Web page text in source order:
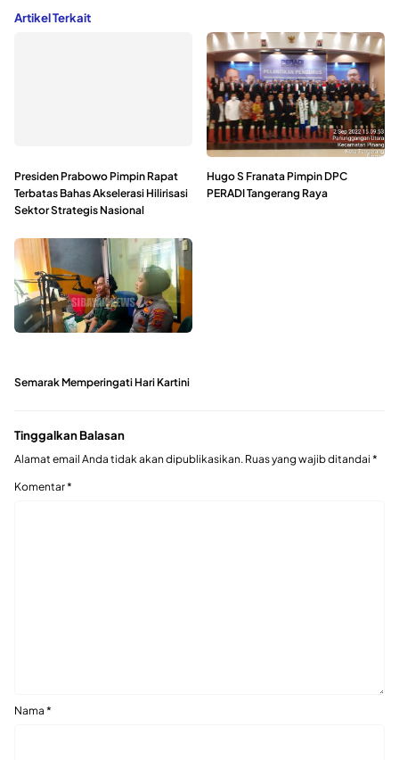
Artikel Terkait
Presiden Prabowo Pimpin Rapat
Terbatas Bahas Akselerasi Hilirisasi
Sektor Strategis Nasional
Hugo S Franata Pimpin DPC
PERADI Tangerang Raya
Semarak Memperingati Hari Kartini
Tinggalkan Balasan
Alamat email Anda tidak akan dipublikasikan. Ruas yang wajib ditandai *
Komentar*
Nama *